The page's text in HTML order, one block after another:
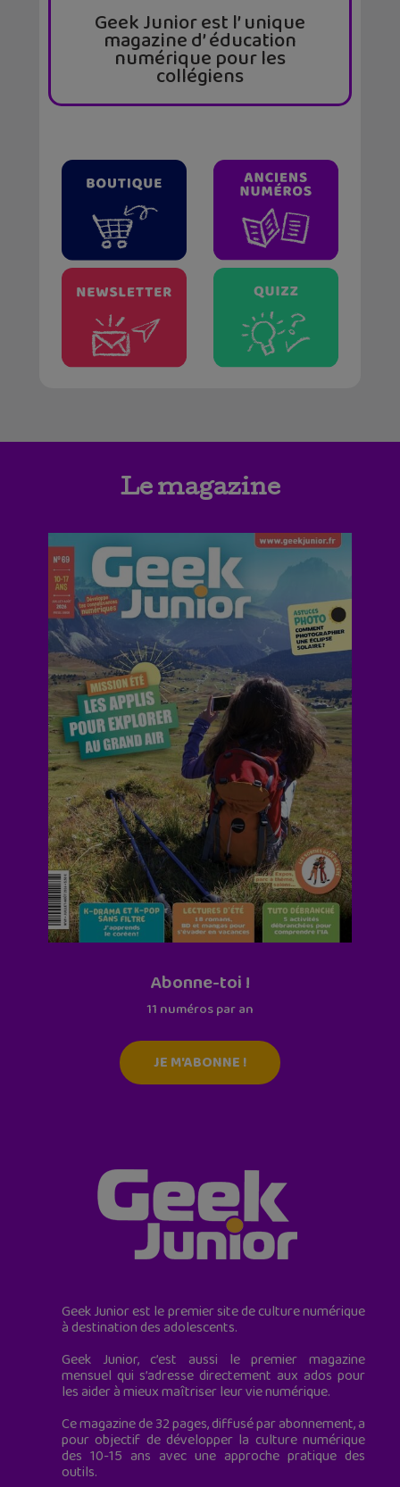
Geek Junior est l’ unique
magazine d’ éducation
numérique pour les
collégiens
Le magazine
Abonne-toi !
11 numéros par an
JE M'ABONNE !
Geek Junior est le premier site de culture numérique
à destination des adolescents.
Geek Junior, c’est aussi le premier magazine
mensuel qui s’adresse directement aux ados pour
les aider à mieux maîtriser leur vie numérique.
Ce magazine de 32 pages, diffusé par abonnement, a
pour objectif de développer la culture numérique
des 10-15 ans avec une approche pratique des
outils.